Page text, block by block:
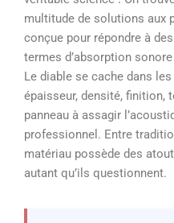
multitude de solutions aux
conçue pour répondre à
termes d’absorption
Le diable se cache dans
épaisseur, densité, finition,
panneau à assagir
professionnel. Entre
matériau possède des
autant qu’ils questionnent.